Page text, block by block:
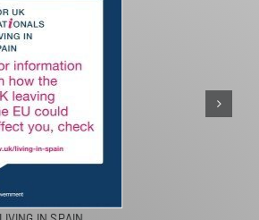
PASEOS EN CAMELLO